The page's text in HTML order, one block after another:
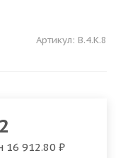
Артикул: В.4.К.8
16 912.80 ₽